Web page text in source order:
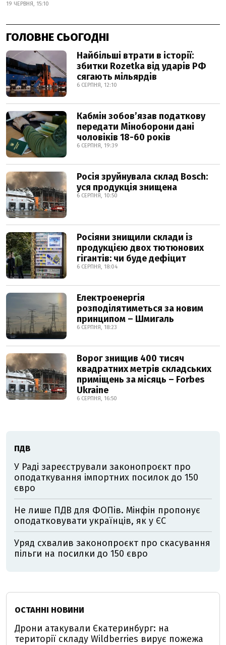
19 ЧЕРВНЯ, 15:10
ГОЛОВНЕ СЬОГОДНІ
Найбільші втрати в історії:
збитки Rozetka від ударів РФ
сягають мільярдів
6 СЕРПНЯ, 12:10
Кабмін зобовʼязав податкову
передати Міноборони дані
чоловіків 18-60 років
6 СЕРПНЯ, 19:39
Росія зруйнувала склад Bosch:
уся продукція знищена
6 СЕРПНЯ, 10:50
Росіяни знищили склади із
продукцією двох тютюнових
гігантів: чи буде дефіцит
6 СЕРПНЯ, 18:04
Електроенергія
розподілятиметься за новим
принципом – Шмигаль
6 СЕРПНЯ, 18:23
Ворог знищив 400 тисяч
квадратних метрів складських
приміщень за місяць – Forbes
Ukraine
6 СЕРПНЯ, 16:50
ПДВ
У Раді зареєстрували законопроєкт про
оподаткування імпортних посилок до 150
євро
Не лише ПДВ для ФОПів. Мінфін пропонує
оподатковувати українців, як у ЄС
Уряд схвалив законопроєкт про скасування
пільги на посилки до 150 євро
ОСТАННІ НОВИНИ
Дрони атакували Єкатеринбург: на
території складу Wildberries вирує пожежа